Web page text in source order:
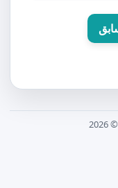
© 2026